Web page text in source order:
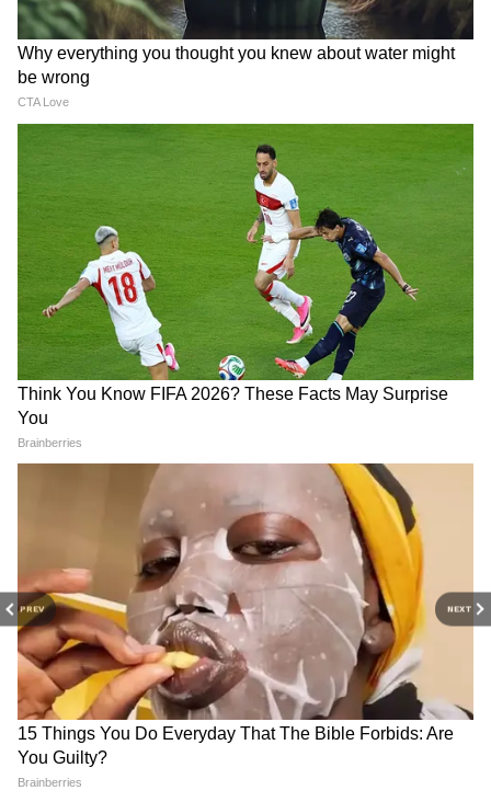
PREV NEXT
দীপাবলি পার্টিতে অর্জুনের সাথে 'সিংঘম অ্যাগেইন'-
এর সহ-অভিনেতা অজয় দেবগন, টাইগার শ্রফ ও
পরিচালক রোহিত শেঠিও ছিলেন।